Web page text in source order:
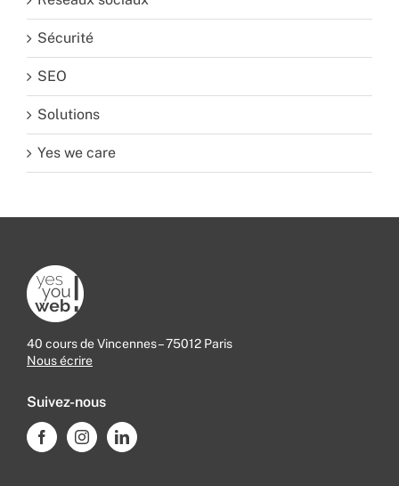
Sécurité
SEO
Solutions
Yes we care
40 cours de Vincennes – 75012 Paris
Nous écrire
Suivez-nous